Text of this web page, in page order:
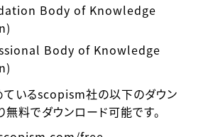
Body of Knowledge
Body of Knowledge
いるscopism社の以下のダウン
無料でダウンロード可能です。